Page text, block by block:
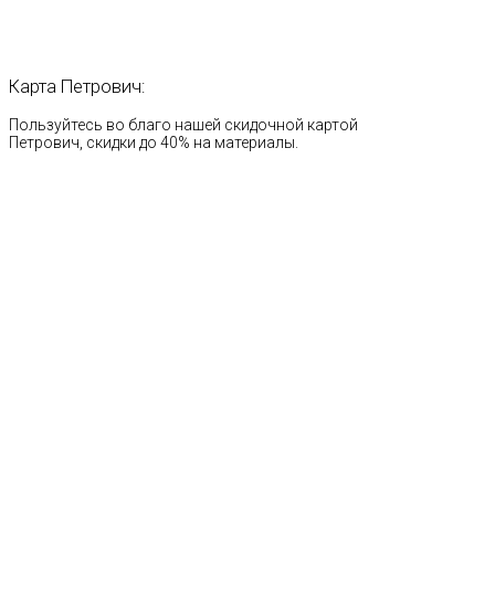
Карта Петрович:
Пользуйтесь во благо нашей скидочной картой
Петрович, скидки до 40% на материалы.